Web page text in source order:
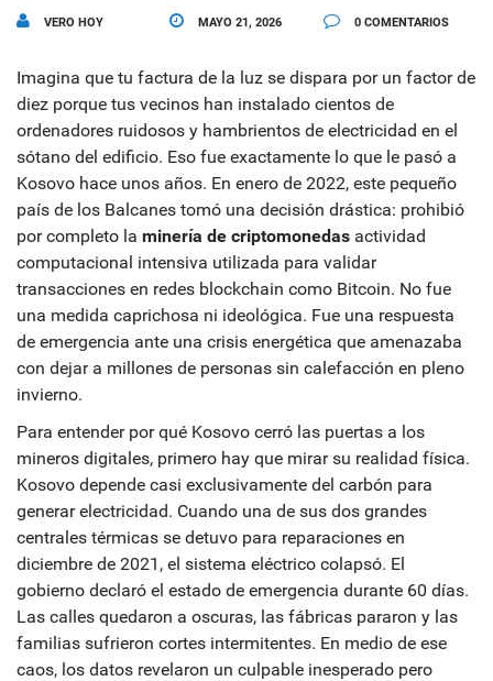
VERO HOY MAYO 21, 2026 0 COMENTARIOS
Imagina que tu factura de la luz se dispara por un factor de
diez porque tus vecinos han instalado cientos de
ordenadores ruidosos y hambrientos de electricidad en el
sótano del edificio. Eso fue exactamente lo que le pasó a
Kosovo hace unos años. En enero de 2022, este pequeño
país de los Balcanes tomó una decisión drástica: prohibió
por completo la minería de criptomonedas actividad
computacional intensiva utilizada para validar
transacciones en redes blockchain como Bitcoin. No fue
una medida caprichosa ni ideológica. Fue una respuesta
de emergencia ante una crisis energética que amenazaba
con dejar a millones de personas sin calefacción en pleno
invierno.
Para entender por qué Kosovo cerró las puertas a los
mineros digitales, primero hay que mirar su realidad física.
Kosovo depende casi exclusivamente del carbón para
generar electricidad. Cuando una de sus dos grandes
centrales térmicas se detuvo para reparaciones en
diciembre de 2021, el sistema eléctrico colapsó. El
gobierno declaró el estado de emergencia durante 60 días.
Las calles quedaron a oscuras, las fábricas pararon y las
familias sufrieron cortes intermitentes. En medio de ese
caos, los datos revelaron un culpable inesperado pero